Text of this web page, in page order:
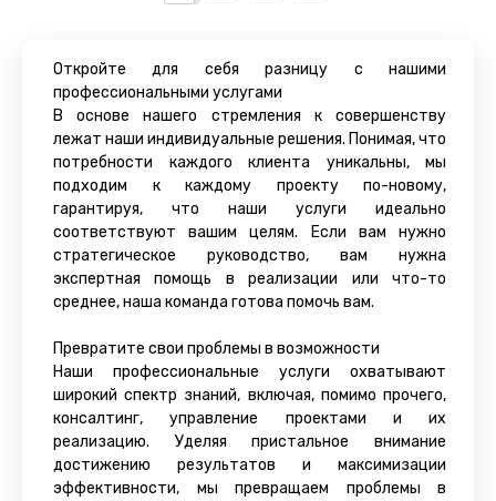
Откройте для себя разницу с нашими
профессиональными услугами
В основе нашего стремления к совершенству
лежат наши индивидуальные решения. Понимая, что
потребности каждого клиента уникальны, мы
подходим к каждому проекту по-новому,
гарантируя, что наши услуги идеально
соответствуют вашим целям. Если вам нужно
стратегическое руководство, вам нужна
экспертная помощь в реализации или что-то
среднее, наша команда готова помочь вам.
Превратите свои проблемы в возможности
Наши профессиональные услуги охватывают
широкий спектр знаний, включая, помимо прочего,
консалтинг, управление проектами и их
реализацию. Уделяя пристальное внимание
достижению результатов и максимизации
эффективности, мы превращаем проблемы в